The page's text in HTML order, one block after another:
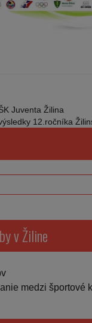
Juventa Žilina
12.ročníka
v Žiline
medzi športové